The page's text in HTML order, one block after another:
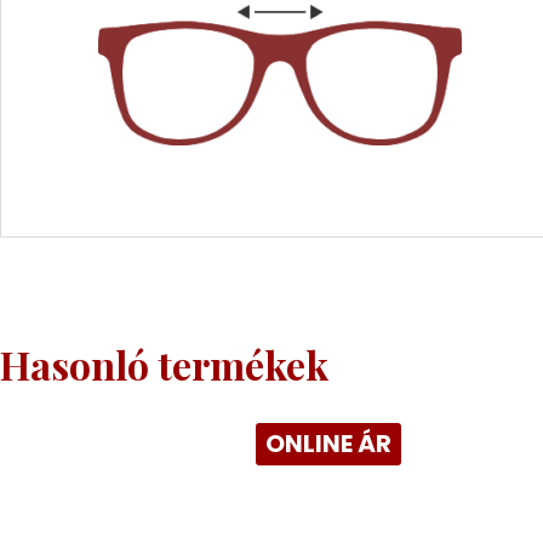
Hasonló termékek
ONLINE ÁR